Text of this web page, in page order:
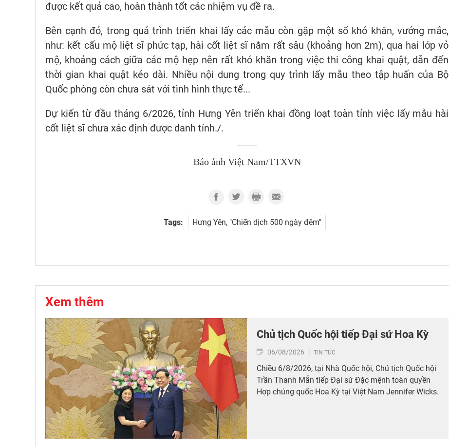
được kết quả cao, hoàn thành tốt các nhiệm vụ đề ra.
Bên cạnh đó, trong quá trình triển khai lấy các mẫu còn gặp một số khó khăn, vướng mắc,
như: kết cấu mộ liệt sĩ phức tạp, hài cốt liệt sĩ nằm rất sâu (khoảng hơn 2m), qua hai lớp vỏ
mộ, khoảng cách giữa các mộ hẹp nên rất khó khăn trong việc thi công khai quật, dẫn đến
thời gian khai quật kéo dài. Nhiều nội dung trong quy trình lấy mẫu theo tập huấn của Bộ
Quốc phòng còn chưa sát với tình hình thực tế...
Dự kiến từ đầu tháng 6/2026, tỉnh Hưng Yên triển khai đồng loạt toàn tỉnh việc lấy mẫu hài
cốt liệt sĩ chưa xác định được danh tính./.
Báo ảnh Việt Nam/TTXVN
Tags: Hưng Yên, "Chiến dịch 500 ngày đêm"
Xem thêm
Chủ tịch Quốc hội tiếp Đại sứ Hoa Kỳ
06/08/2026 TIN TỨC
Chiều 6/8/2026, tại Nhà Quốc hội, Chủ tịch Quốc hội
Trần Thanh Mẫn tiếp Đại sứ Đặc mệnh toàn quyền
Hợp chúng quốc Hoa Kỳ tại Việt Nam Jennifer Wicks.